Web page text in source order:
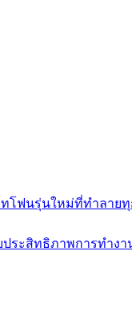
ร์ทโฟนรุ่นใหม่ที่ทำล
ประสิทธิภาพการทำง